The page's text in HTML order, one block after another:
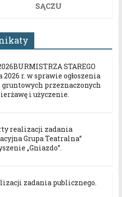
SĄCZU
STAREGO
r. w sprawie ogłoszenia
przeznaczonych
i użyczenie.
realizacji zadania
Grupa Teatralna”
„Gniazdo”.
zadania publicznego.